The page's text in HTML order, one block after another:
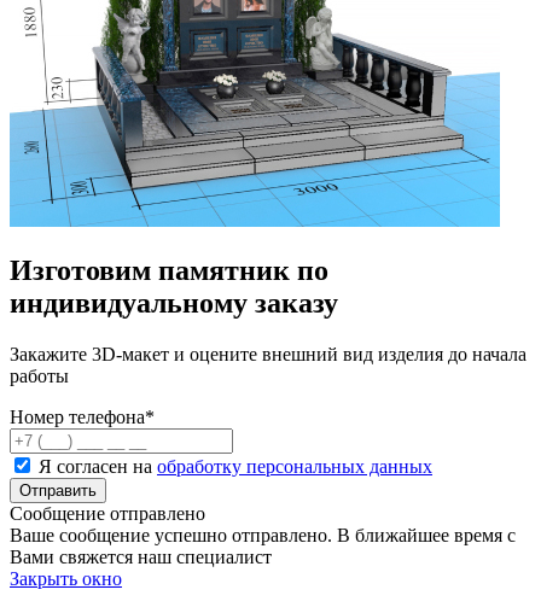
Изготовим памятник по
индивидуальному заказу
Закажите 3D-макет и оцените внешний вид изделия до начала
работы
Номер телефона*
Я согласен на обработку персональных данных
Сообщение отправлено
Ваше сообщение успешно отправлено. В ближайшее время с
Вами свяжется наш специалист
Закрыть окно